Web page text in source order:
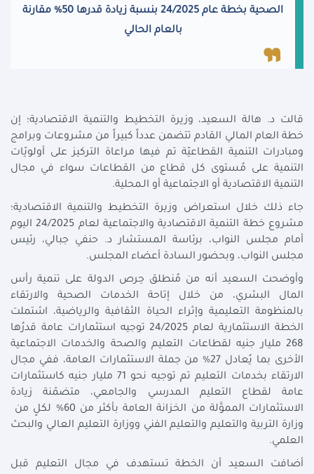
الصحية بخطة عام 24/2025 بنسبة زيادة قدرها 50% مقارنة
بالعام الحالي
قالت د. هالة السعيد، وزيرة التخطيط والتنمية الاقتصادية؛ إن
خطة العام المالي القادم تتضمن عدداً كبيراً من مشروعات وبرامج
ومبادرات التنمية القطاعيّة تم فيها مراعاة التركيز على أولويّات
التنمية على مُستوى كل قطاع من القطاعات سواء في مجال
التنمية الاقتصادية أو الاجتماعية أو الـمحلية.
جاء ذلك خلال استعراض وزيرة التخطيط والتنمية الاقتصادية؛
مشروع خطة التنمية الاقتصادية والاجتماعية لعام 24/2025 اليوم
أمام مجلس النواب، برئاسة المستشار د. حنفي جبالي، رئيس
مجلس النواب، وبحضور السادة أعضاء المجلس.
وأوضحت السعيد أنه من مُنطلق حِرص الدولة على تنمية رأس
المال البشري، من خلال إتاحة الخدمات الصحية والارتقاء
بالمنظومة التعليمية وإثراء الحياة الثقافية والرياضية، اشتملت
الخطة الاستثمارية لعام 24/2025 توجيه استثمارات عامة قدرُها
268 مليار جنيه لقطاعات التعليم والصحة والخدمات الاجتماعية
الأخرى بما يُعادل 27% من جملة الاستثمارات العامة، ففي مجال
الارتقاء بخدمات التعليم تم توجيه نحو 71 مليار جنيه كاستثمارات
عامة لقطاع التعليم الـمدرسي والجامعي، متضمّنة زيادة
الاستثمارات المموَّلة من الخزانة العامة بأكثر من 60% لكلٍ من
وزارة التربية والتعليم والتعليم الفني ووزارة التعليم العالي والبحث
العلمي.
أضافت السعيد أن الخطة تستهدف في مجال التعليم قبل